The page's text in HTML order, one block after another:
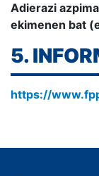
Adierazi
ekimenen bat
5.
https://